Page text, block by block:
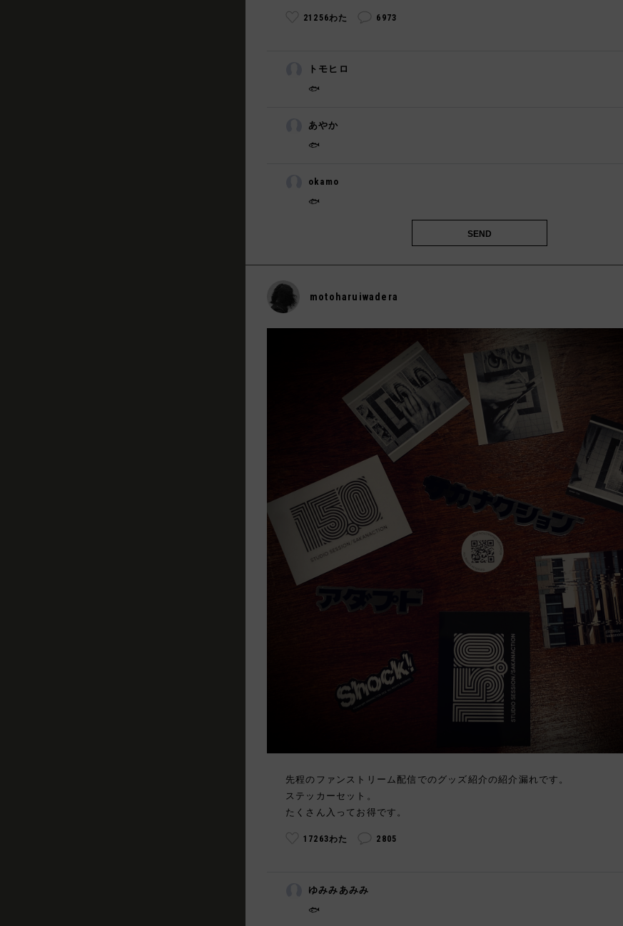
21256わた 6973
トモヒロ
🐟
あやか
🐟
okamo
🐟
motoharuiwadera
先程のファンストリーム配信でのグッズ紹介の紹介漏れです。
ステッカーセット。
たくさん入ってお得です。
17263わた 2805
ゆみみあみみ
🐟